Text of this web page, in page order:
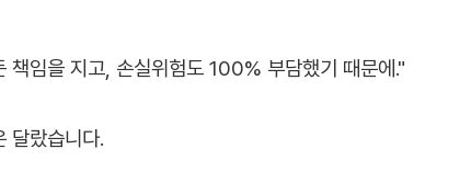
책임을 지고, 손실위험도 100% 부담했기 때문에."
달랐습니다.